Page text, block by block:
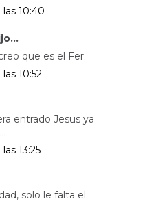
10:40
que es el Fer.
10:52
entrado Jesus ya
13:25
solo le falta el